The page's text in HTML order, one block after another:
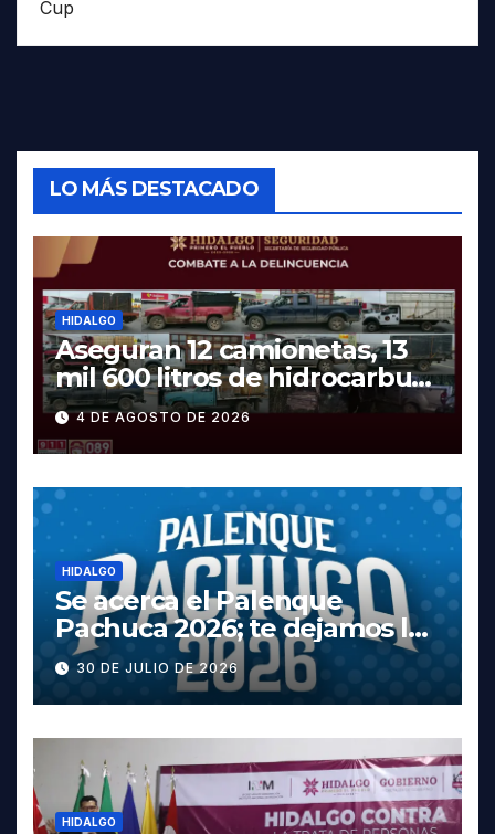
Cup
LO MÁS DESTACADO
HIDALGO
Aseguran 12 camionetas, 13
mil 600 litros de hidrocarburo
y dos vehículos robados en
Tula
4 DE AGOSTO DE 2026
HIDALGO
Se acerca el Palenque
Pachuca 2026; te dejamos la
cartelera completa, las
fechas y los precios
30 DE JULIO DE 2026
HIDALGO